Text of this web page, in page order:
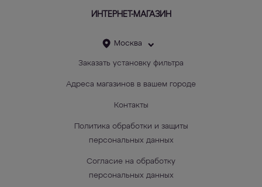
ИНТЕРНЕТ-МАГАЗИН
Москва
Заказать установку фильтра
Адреса магазинов в вашем городе
Контакты
Политика обработки и защиты
персональных данных
Согласие на обработку
персональных данных